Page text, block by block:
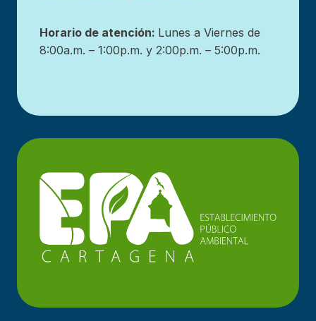
Horario de atención: Lunes a Viernes de
8:00a.m. – 1:00p.m. y 2:00p.m. – 5:00p.m.